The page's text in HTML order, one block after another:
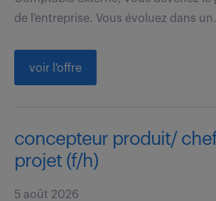
de l'entreprise. Vous évoluez dans
voir l'offre
concepteur produit/
projet (f/h)
5 août 2026